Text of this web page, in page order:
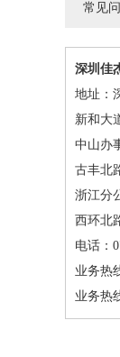
常见
深圳佳
地址：
新和大
中山办
古丰北
浙江分
西环北
电话：
业务热
业务热